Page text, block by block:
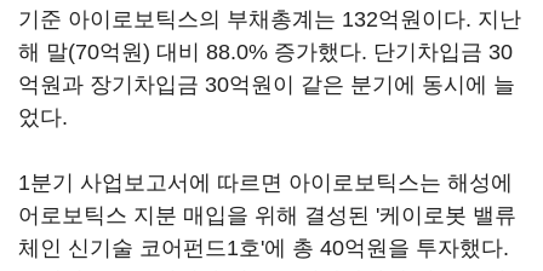
기준 아이로보틱스의 부채총계는 132억원이다. 지난
해 말(70억원) 대비 88.0% 증가했다. 단기차입금 30
억원과 장기차입금 30억원이 같은 분기에 동시에 늘
었다.
1분기 사업보고서에 따르면 아이로보틱스는 해성에
어로보틱스 지분 매입을 위해 결성된 '케이로봇 밸류
체인 신기술 코어펀드1호'에 총 40억원을 투자했다.